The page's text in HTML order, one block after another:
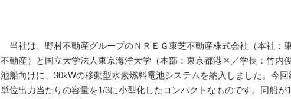
当社は、野村不動産グループのＮＲＥＧ東芝不動産株式会社（本社：
不動産）と国立大学法人東京海洋大学（本部：東京都港区／学長：竹
池船向けに、30kWの移動型水素燃料電池システムを納入しました。今
単位出力当たりの容量を1/3に小型化したコンパクトなものです。同船